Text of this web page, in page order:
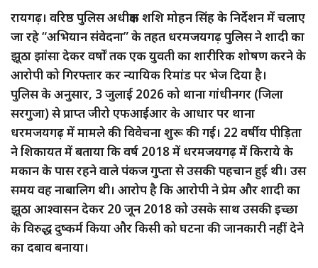
रायगढ़। वरिष्ठ पुलिस अधीक्षक शशि मोहन सिंह के निर्देशन में चलाए
जा रहे “अभियान संवेदना” के तहत धरमजयगढ़ पुलिस ने शादी का
झूठा झांसा देकर वर्षों तक एक युवती का शारीरिक शोषण करने के
आरोपी को गिरफ्तार कर न्यायिक रिमांड पर भेज दिया है।
पुलिस के अनुसार, 3 जुलाई 2026 को थाना गांधीनगर (जिला
सरगुजा) से प्राप्त जीरो एफआईआर के आधार पर थाना
धरमजयगढ़ में मामले की विवेचना शुरू की गई। 22 वर्षीय पीड़िता
ने शिकायत में बताया कि वर्ष 2018 में धरमजयगढ़ में किराये के
मकान के पास रहने वाले पंकज गुप्ता से उसकी पहचान हुई थी। उस
समय वह नाबालिग थी। आरोप है कि आरोपी ने प्रेम और शादी का
झूठा आश्वासन देकर 20 जून 2018 को उसके साथ उसकी इच्छा
के विरुद्ध दुष्कर्म किया और किसी को घटना की जानकारी नहीं देने
का दबाव बनाया।